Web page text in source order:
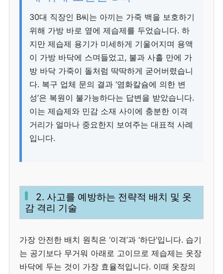
30대 직장인 B씨는 아끼는 가죽 백을 보호하기
위해 가방 바로 옆에 제습제를 두었습니다. 하
지만 제습제 용기가 미세하게 기울어지며 용액
이 가방 바닥에 스며들었고, 불과 사흘 만에 가
방 바닥 가죽이 돌처럼 딱딱하게 굳어버렸습니
다. 복구 업체 문의 결과 ‘염화칼슘에 의한 변
성’은 복원이 불가능하다는 답변을 받았습니다.
이는 제습제와 민감 소재 사이에 충분한 이격
거리가 얼마나 중요한지 보여주는 대표적 사례
입니다.
2. 사고를 예방하는 전략적 배치 및 옷
감 격리 기술
가장 안전한 배치 원칙은 ‘이격’과 ‘하단’입니다. 습기
는 공기보다 무거워 아래로 고이므로 제습제는 옷장
바닥에 두는 것이 가장 효율적입니다. 이때 옷장의